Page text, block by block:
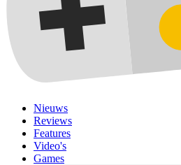
Nieuws
Reviews
Features
Video's
Games